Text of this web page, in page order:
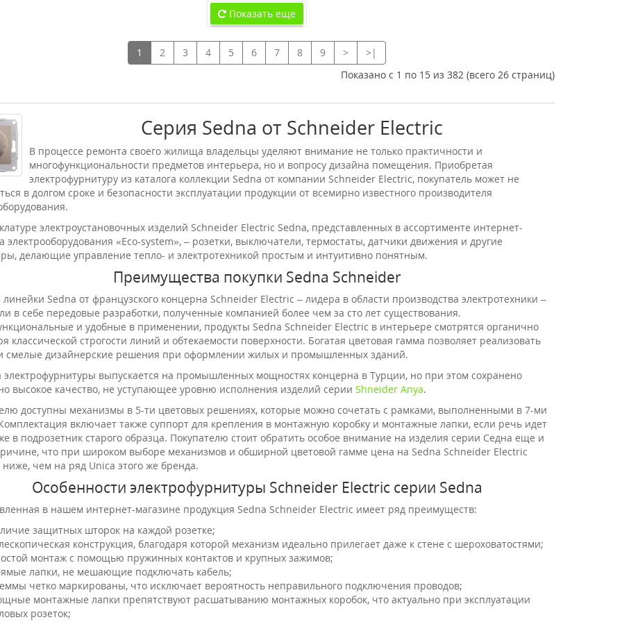
Показать еще
1 2 3 4 5 6 7 8 9 >
>|
Показано с 1 по 15 из 382 (всего 26 страниц)
Серия Sedna от Schneider Electric
В процессе ремонта своего жилища владельцы уделяют внимание не только практичности и
многофункциональности предметов интерьера, но и вопросу дизайна помещения. Приобретая
электрофурнитуру из каталога коллекции Sedna от компании Schneider Electric, покупатель может не
в долгом сроке и безопасности эксплуатации продукции от всемирно известного производителя
электроустановочных изделий Schneider Electric Sedna, представленных в ассортименте интернет-
электрооборудования «Eco-system», – розетки, выключатели, термостаты, датчики движения и другие
делающие управление тепло- и электротехникой простым и интуитивно понятным.
Преимущества покупки Sedna Schneider
Sedna от французского концерна Schneider Electric – лидера в области производства электротехники –
в себе передовые разработки, полученные компанией более чем за сто лет существования.
и удобные в применении, продукты Sedna Schneider Electric в интерьере смотрятся органично
классической строгости линий и обтекаемости поверхности. Богатая цветовая гамма позволяет реализовать
смелые дизайнерские решения при оформлении жилых и промышленных зданий.
электрофурнитуры выпускается на промышленных мощностях концерна в Турции, но при этом сохранено
высокое качество, не уступающее уровню исполнения изделий серии Shneider Anya.
доступны механизмы в 5-ти цветовых решениях, которые можно сочетать с рамками, выполненными в 7-ми
включает также суппорт для крепления в монтажную коробку и монтажные лапки, если речь идет
в подрозетник старого образца. Покупателю стоит обратить особое внимание на изделия серии Седна еще и
что при широком выборе механизмов и обширной цветовой гамме цена на Sedna Schneider Electric
ниже, чем на ряд Unica этого же бренда.
Особенности электрофурнитуры Schneider Electric серии Sedna
в нашем интернет-магазине продукция Sedna Schneider Electric имеет ряд преимуществ:
защитных шторок на каждой розетке;
конструкция, благодаря которой механизм идеально прилегает даже к стене с шероховатостями;
монтаж с помощью пружинных контактов и крупных зажимов;
лапки, не мешающие подключать кабель;
четко маркированы, что исключает вероятность неправильного подключения проводов;
монтажные лапки препятствуют расшатыванию монтажных коробок, что актуально при эксплуатации
розеток;